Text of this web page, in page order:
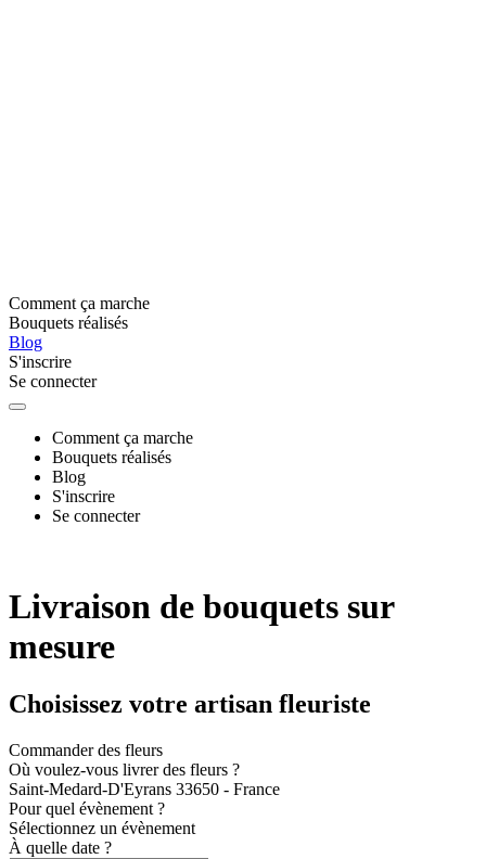
Comment ça marche
Bouquets réalisés
Blog
S'inscrire
Se connecter
Comment ça marche
Bouquets réalisés
Blog
S'inscrire
Se connecter
Livraison de bouquets sur
mesure
Choisissez votre artisan fleuriste
Commander des fleurs
Où voulez-vous livrer des fleurs ?
Saint-Medard-D'Eyrans 33650 - France
Pour quel évènement ?
Sélectionnez un évènement
À quelle date ?